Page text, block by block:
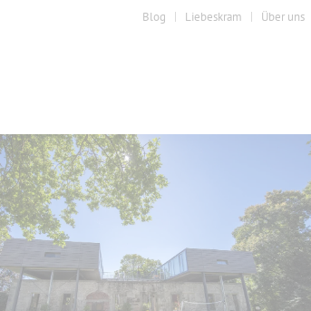
Blog Liebeskram Über uns